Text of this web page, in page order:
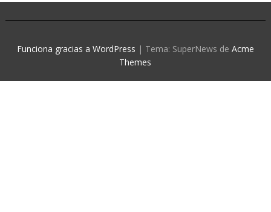
Funciona gracias a WordPress | Tema: SuperNews de Acme
Themes